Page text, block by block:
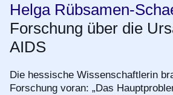
Helga Rübsamen-
Forschung über die
AIDS
Die hessische Wissenschaftlerin
Forschung voran: „Das